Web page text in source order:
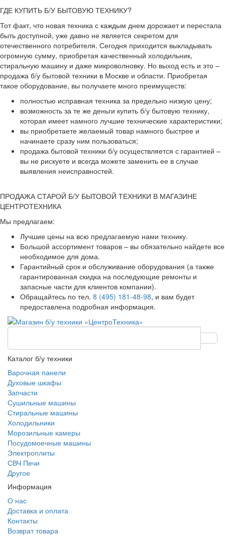
ГДЕ КУПИТЬ Б/У БЫТОВУЮ ТЕХНИКУ?
Тот факт, что новая техника с каждым днем дорожает и перестала
быть доступной, уже давно не является секретом для
отечественного потребителя. Сегодня приходится выкладывать
огромную сумму, приобретая качественный холодильник,
стиральную машину и даже микроволновку. Но выход есть и это –
продажа б/у бытовой техники в Москве и области. Приобретая
такое оборудование, вы получаете много преимуществ:
полностью исправная техника за предельно низкую цену;
возможность за те же деньги купить б/у бытовую технику,
которая имеет намного лучшие технические характеристики;
вы приобретаете желаемый товар намного быстрее и
начинаете сразу ним пользоваться;
продажа бытовой техники б/у осуществляется с гарантией –
вы не рискуете и всегда можете заменить ее в случае
выявления неисправностей.
ПРОДАЖА СТАРОЙ Б/У БЫТОВОЙ ТЕХНИКИ В МАГАЗИНЕ
ЦЕНТРОТЕХНИКА
Мы предлагаем:
Лучшие цены на всю предлагаемую нами технику.
Большой ассортимент товаров – вы обязательно найдете все
необходимое для дома.
Гарантийный срок и обслуживание оборудования (а также
гарантированная скидка на последующие ремонты и
запасные части для клиентов компании).
Обращайтесь по тел. 8 (495) 181-48-98, и вам будет
предоставлена подробная информация.
Каталог б/у техники
Варочная панели
Духовые шкафы
Запчасти
Сушильные машины
Стиральные машины
Холодильники
Морозильные камеры
Посудомоечные машины
Электроплиты
СВЧ Печи
Другое
Информация
О нас
Доставка и оплата
Контакты
Возврат товара